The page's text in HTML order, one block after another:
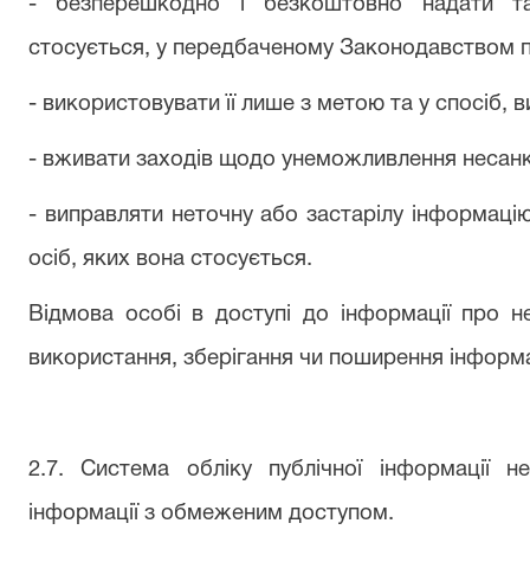
- безперешкодно і безкоштовно надати
стосується, у передбаченому Законодавством
- використовувати її лише з метою та у спосіб,
- вживати заходів щодо унеможливлення
- виправляти неточну або застарілу
осіб, яких вона стосується.
Відмова особі в доступі до інформації про
використання, зберігання чи поширення
2.7. Система обліку публічної інформації
інформації з обмеженим доступом.